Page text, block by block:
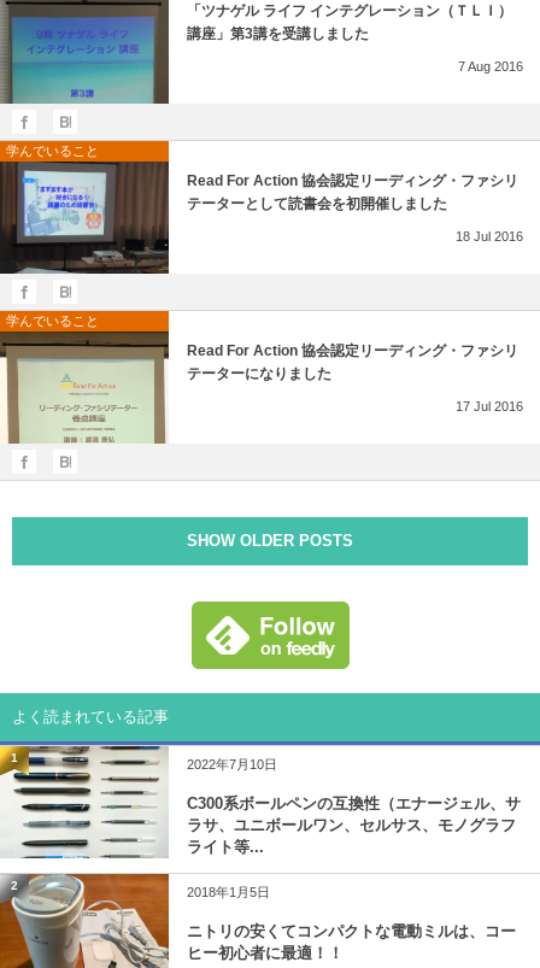
「ツナゲル ライフ インテグレーション（ＴＬＩ）
講座」第3講を受講しました
7Aug 2016
学んでいること
Read For Action 協会認定リーディング・ファシリ
テーターとして読書会を初開催しました
18 Jul 2016
学んでいること
Read For Action 協会認定リーディング・ファシリ
テーターになりました
17 Jul 2016
SHOW OLDER POSTS
よく読まれている記事
1 2022年7月10日
C300系ボールペンの互換性（エナージェル、サ
ラサ、ユニボールワン、セルサス、モノグラフ
ライト等...
2 2018年1月5日
ニトリの安くてコンパクトな電動ミルは、コー
ヒー初心者に最適！！